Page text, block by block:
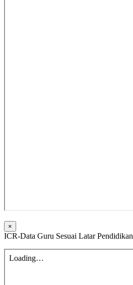
×
ICR-Data Guru Sesuai Latar Pendidikan